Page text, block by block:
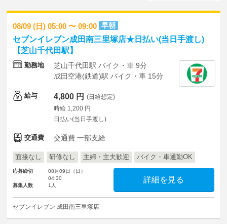
08/09 (日) 05:00 〜 09:00 早朝
セブンイレブン成田南三里塚店★日払い(当日手渡し)
【芝山千代田駅】
勤務地
芝山千代田駅 バイク・車 9分
成田空港(鉄道)駅 バイク・車 15分
給与 4,800 円 (日給想定)
時給 1,200 円
日払い(当日手渡し)
交通費 交通費 一部支給
面接なし 研修なし 主婦・主夫歓迎 バイク・車通勤OK
応募締切
08月09日（日）
04:30
募集人数
1人
詳細を見る
セブンイレブン 成田南三里塚店